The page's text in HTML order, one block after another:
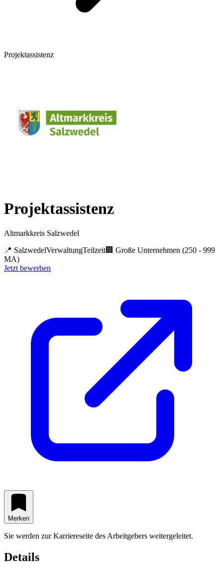
Projektassistenz
Projektassistenz
Altmarkkreis Salzwedel
📍 SalzwedelVerwaltungTeilzeit🏢 Große Unternehmen (250 - 999
MA)
Jetzt bewerben
Merken
Sie werden zur Karriereseite des Arbeitgebers weitergeleitet.
Details